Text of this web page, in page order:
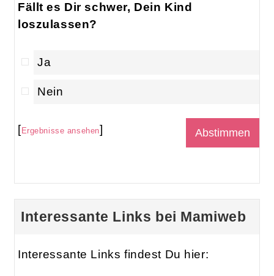
Fällt es Dir schwer, Dein Kind
loszulassen?
Ja
Nein
[Ergebnisse ansehen]
Interessante Links bei Mamiweb
Interessante Links findest Du hier: